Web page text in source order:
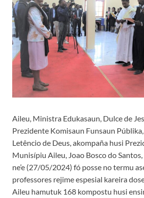
Aileu, Ministra Edukasaun, Dulce de
Prezidente Komisaun Funsaun
Letêncio de Deus, akompaña husi
Munisípiu Aileu, Joao Bosco do
ne’e (27/05/2024) fó posse no termu
professores rejime espesial kareira
Aileu hamutuk 168 kompostu husi